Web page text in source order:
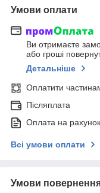
Умови оплати
Ви отримаєте
або гроші
Детальніше
Оплатити
Післяплата
Оплата на рахунок
Всі умови оплати
Умови